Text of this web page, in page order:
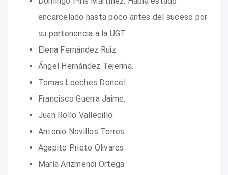
encarcelado hasta poco antes del suceso por
su pertenencia a la UGT.
Elena Fernández Ruiz.
Ángel Hernández Tejerina.
Tomas Loeches Doncel.
Francisco Guerra Jaime.
Juan Rollo Vallecillo.
Antonio Novillos Torres.
Agapito Prieto Olivares.
María Arizmendi Ortega.